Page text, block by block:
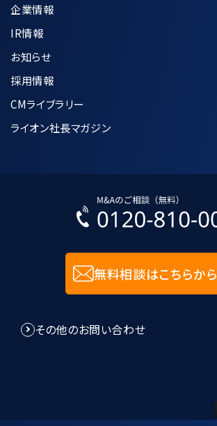
企業情報
IR情報
お知らせ
採用情報
CMライブラリー
ライオン社長マガジン
無料相談はこちらから
その他のお問い合わせ